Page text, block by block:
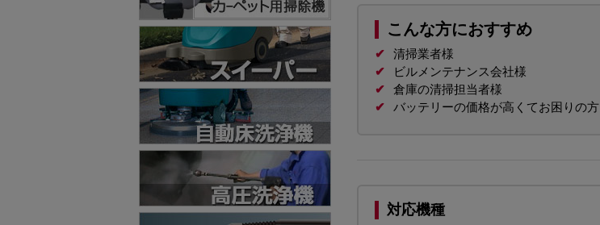
こんな方におすすめ
✔
清掃業者様
✔
ビルメンテナンス会社様
✔
倉庫の清掃担当者様
✔
バッテリーの価格が高くてお困りの方
対応機種